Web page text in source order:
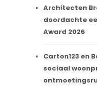
Architecten
doordachte
Award 2026
Carton123 en
sociaal